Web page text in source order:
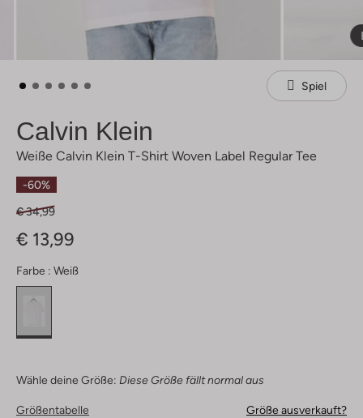
Spiel
Calvin Klein
Weiße Calvin Klein T-Shirt Woven Label Regular Tee
-60%
€ 34,99
€ 13,99
Farbe : Weiß
Wähle deine Größe: Diese Größe fällt normal aus
Größentabelle Größe ausverkauft?